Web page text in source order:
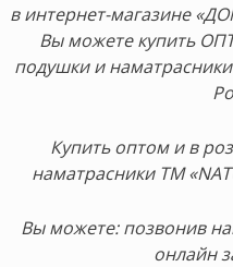
в интернет-магазине
Вы можете купить
подушки и наматрасники
Купить оптом и в
наматрасники ТМ
Вы можете:позвонив
онлайн